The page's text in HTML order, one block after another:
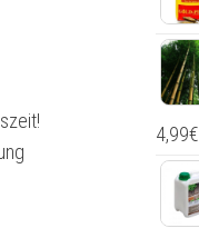
4,99€